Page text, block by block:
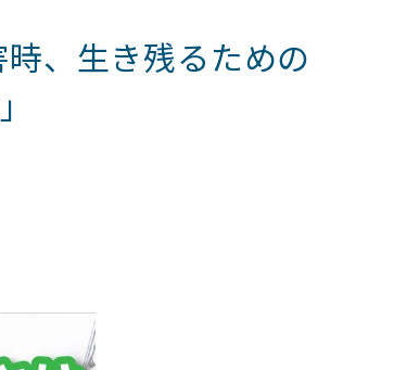
、生き残るための